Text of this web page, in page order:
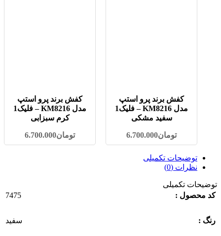
کفش برند پرو استپ
مدل KM8216 – فلیک1
سفید مشکی
تومان6.700.000
کفش برند پرو استپ
مدل KM8216 – فلیک1
کرم سبزابی
تومان6.700.000
توضیحات تکمیلی
نظرات (0)
توضیحات تکمیلی
کد محصول :
7475
رنگ : سفید